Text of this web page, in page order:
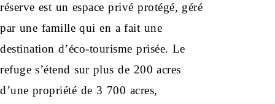
réserve est un espace privé protégé, géré
par une famille qui en a fait une
destination d’éco-tourisme prisée. Le
refuge s’étend sur plus de 200 acres
d’une propriété de 3 700 acres,